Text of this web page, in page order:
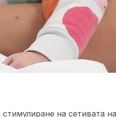
на сетивата